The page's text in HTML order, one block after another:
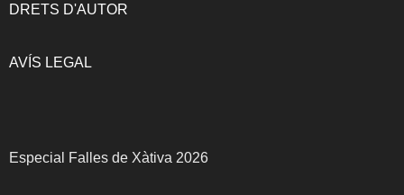
DRETS D'AUTOR
AVÍS LEGAL
Especial Falles de Xàtiva 2026